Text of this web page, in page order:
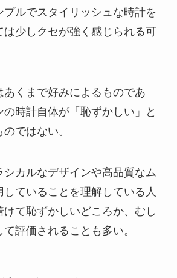
プルでスタイリッシュな時計を
は少しクセが強く感じられる可
あくまで好みによるものであ
の時計自体が「恥ずかしい」と
ではない。
シカルなデザインや高品質なム
ていることを理解している人
て恥ずかしいどころか、むし
評価されることも多い。